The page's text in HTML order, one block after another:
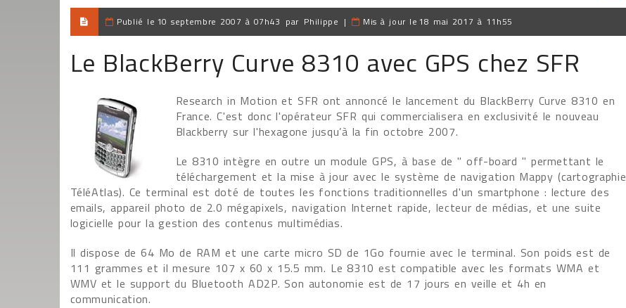
Publié le 10 septembre 2007 à 07h43 par Philippe | Mis à jour le 18 mai 2017 à 11h55
Le BlackBerry Curve 8310 avec GPS chez SFR
Research in Motion et SFR ont annoncé le lancement du BlackBerry Curve 8310 en
France. C'est donc l'opérateur SFR qui commercialisera en exclusivité le nouveau
Blackberry sur l'hexagone jusqu’à la fin octobre 2007.
Le 8310 intègre en outre un module GPS, à base de " off-board " permettant le
téléchargement et la mise à jour avec le système de navigation Mappy (cartographie
TéléAtlas). Ce terminal est doté de toutes les fonctions traditionnelles d'un smartphone : lecture des
emails, appareil photo de 2.0 mégapixels, navigation Internet rapide, lecteur de médias, et une suite
logicielle pour la gestion des contenus multimédias.
Il dispose de 64 Mo de RAM et une carte micro SD de 1Go fournie avec le terminal. Son poids est de
111 grammes et il mesure 107 x 60 x 15.5 mm. Le 8310 est compatible avec les formats WMA et
WMV et le support du Bluetooth AD2P. Son autonomie est de 17 jours en veille et 4h en
communication.